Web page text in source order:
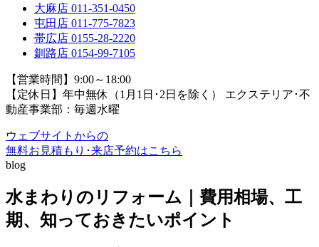
大麻店 011-351-0450
屯田店 011-775-7823
帯広店 0155-28-2220
釧路店 0154-99-7105
【営業時間】9:00～18:00
【定休日】年中無休（1月1日･2日を除く） エクステリア･不
動産事業部：毎週水曜
ウェブサイトからの
無料お見積もり･来店予約はこちら
blog
水まわりのリフォーム｜費用相場、工
期、知っておきたいポイント